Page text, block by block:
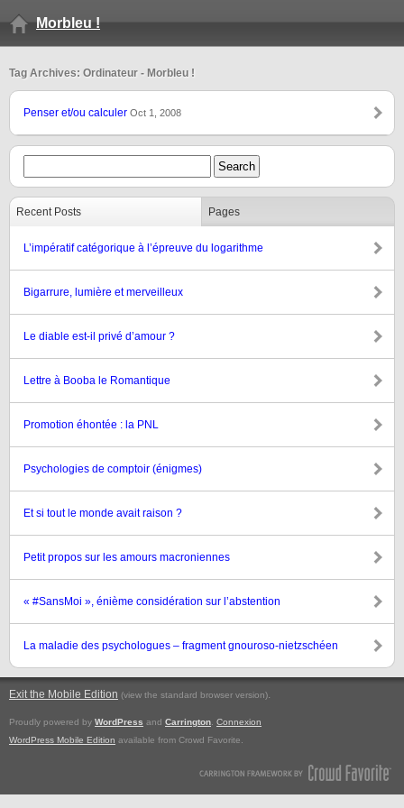
Morbleu !
Tag Archives: Ordinateur - Morbleu !
Penser et/ou calculer Oct 1, 2008
Recent Posts Pages
L’impératif catégorique à l’épreuve du logarithme
Bigarrure, lumière et merveilleux
Le diable est-il privé d’amour ?
Lettre à Booba le Romantique
Promotion éhontée : la PNL
Psychologies de comptoir (énigmes)
Et si tout le monde avait raison ?
Petit propos sur les amours macroniennes
« #SansMoi », énième considération sur l’abstention
La maladie des psychologues – fragment gnouroso-nietzschéen
Exit the Mobile Edition (view the standard browser version).
Proudly powered by WordPress and Carrington Connexion
WordPress Mobile Edition available from Crowd Favorite.